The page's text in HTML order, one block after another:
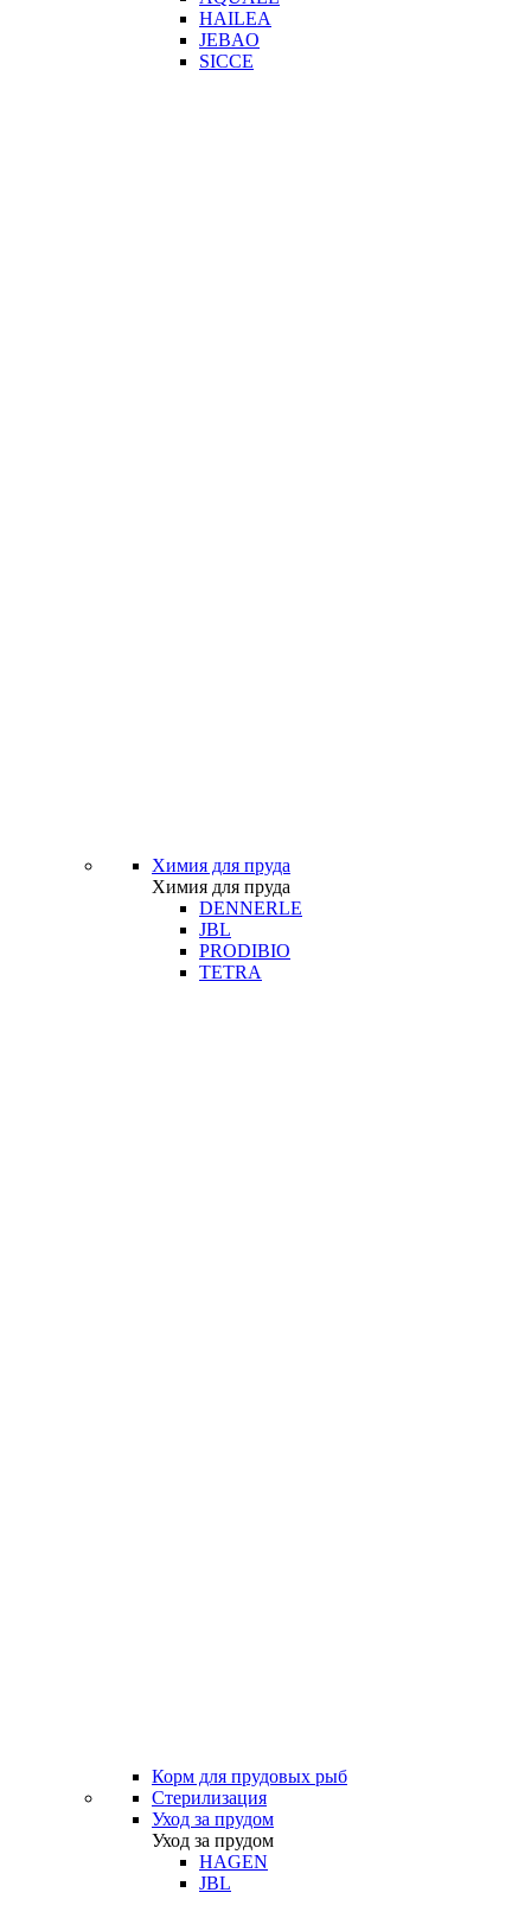
HAILEA
JEBAO
SICCE
Химия для пруда
Химия для пруда
DENNERLE
JBL
PRODIBIO
TETRA
Корм для прудовых рыб
Стерилизация
Уход за прудом
Уход за прудом
HAGEN
JBL